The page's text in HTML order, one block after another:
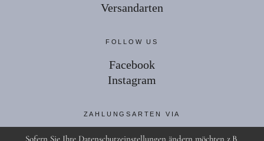
Versandarten
FOLLOW US
Facebook
Instagram
ZAHLUNGSARTEN VIA
Sofern Sie Ihre Datenschutzeinstellungen ändern möchten z.B.